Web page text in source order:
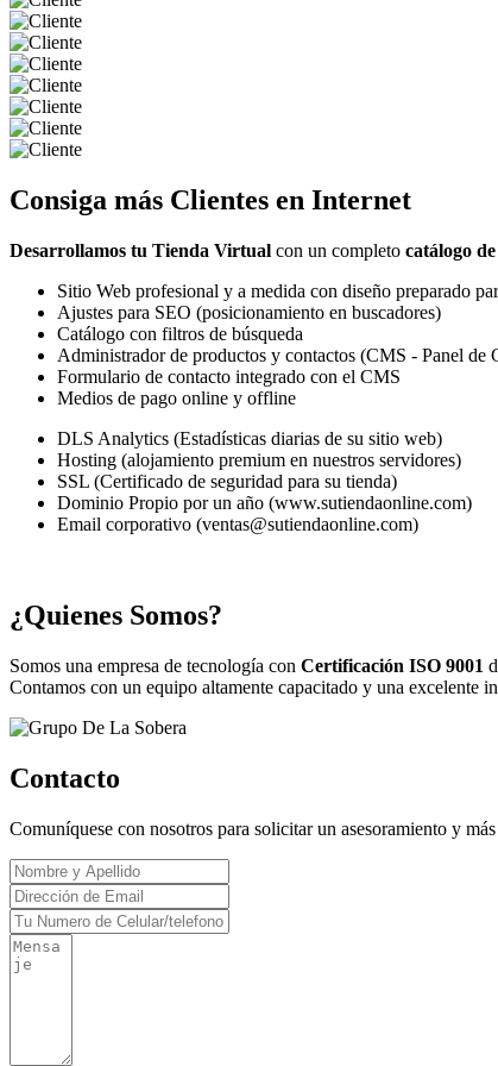
Consiga más Clientes en Internet
Desarrollamos tu Tienda Virtual con un completo catálogo
Sitio Web profesional y a medida con diseño preparado
Ajustes para SEO (posicionamiento en buscadores)
Catálogo con filtros de búsqueda
Administrador de productos y contactos (CMS - Panel de
Formulario de contacto integrado con el CMS
Medios de pago online y offline
DLS Analytics (Estadísticas diarias de su sitio web)
Hosting (alojamiento premium en nuestros servidores)
SSL (Certificado de seguridad para su tienda)
Dominio Propio por un año (www.sutiendaonline.com)
Email corporativo (ventas@sutiendaonline.com)
¿Quienes Somos?
Somos una empresa de tecnología con Certificación ISO 9001
Contamos con un equipo altamente capacitado y una excelente
Contacto
Comuníquese con nosotros para solicitar un asesoramiento y